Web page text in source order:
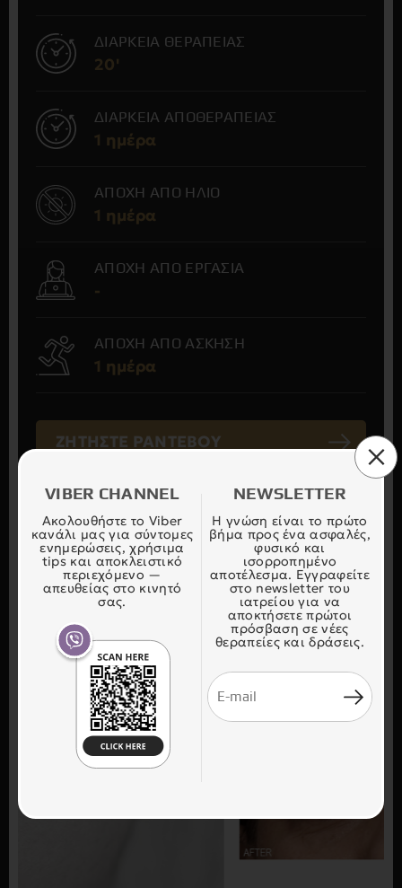
VIBER CHANNEL
Ακολουθήστε το Viber
κανάλι μας για σύντομες
ενημερώσεις, χρήσιμα
tips και αποκλειστικό
περιεχόμενο —
απευθείας στο κινητό
σας.
NEWSLETTER
Η γνώση είναι το πρώτο
βήμα προς ένα ασφαλές,
φυσικό και
ισορροπημένο
αποτέλεσμα. Εγγραφείτε
στο newsletter του
ιατρείου για να
αποκτήσετε πρώτοι
πρόσβαση σε νέες
θεραπείες και δράσεις.
ΔΙΑΡΚΕΙΑ ΘΕΡΑΠΕΙΑΣ
20'
ΔΙΑΡΚΕΙΑ ΑΠΟΘΕΡΑΠΕΙΑΣ
1 ημέρα
ΑΠΟΧΗ ΑΠΟ ΗΛΙΟ
1 ημέρα
ΑΠΟΧΗ ΑΠΟ ΕΡΓΑΣΙΑ
-
ΑΠΟΧΗ ΑΠΟ ΑΣΚΗΣΗ
1 ημέρα
ΖΗΤΗΣΤΕ ΡΑΝΤΕΒΟΥ
PHOTO GALLERY / ΠΡΙΝ & ΜΕΤΑ